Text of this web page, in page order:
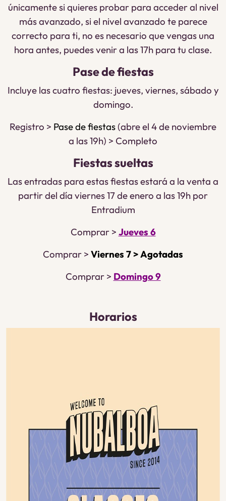
únicamente si quieres probar para acceder al nivel
más avanzado, si el nivel avanzado te parece
correcto para ti, no es necesario que vengas una
hora antes, puedes venir a las 17h para tu clase.
Pase de fiestas
Incluye las cuatro fiestas: jueves, viernes, sábado y
domingo.
Registro > Pase de fiestas(abre el 4 de noviembre
a las 19h) > Completo
Fiestas sueltas
Las entradas para estas fiestas estará a la venta a
partir del día viernes 17 de enero a las 19h por
Entradium
Comprar > Jueves 6
Comprar > Viernes 7 > Agotadas
Comprar > Domingo 9
Horarios